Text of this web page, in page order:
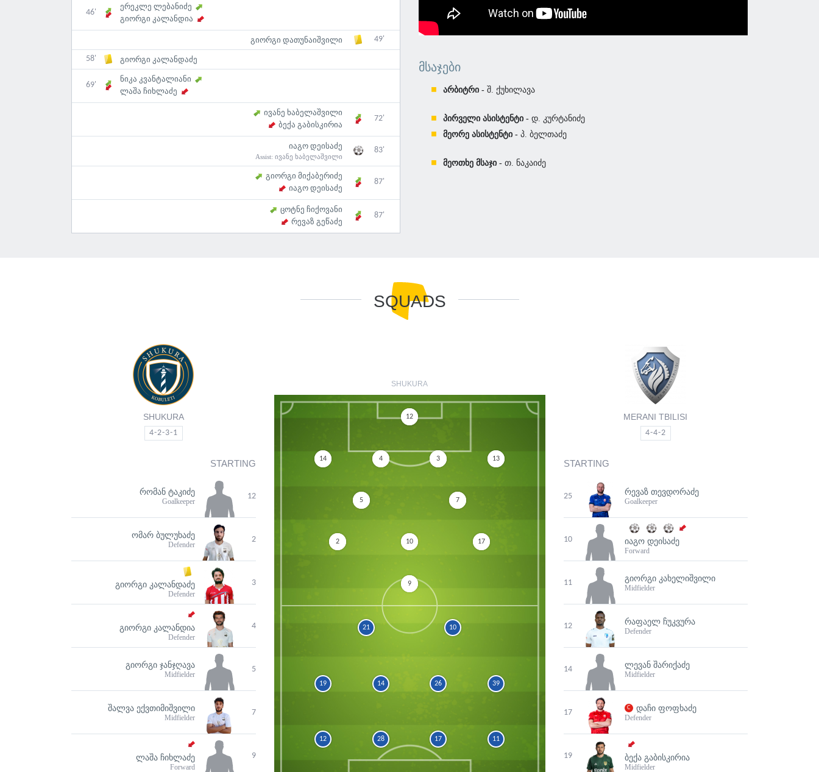
46'
ერეკლე ლებანიძე
გიორგი კალანდია
გიორგი დათუნაიშვილი 49'
58' გიორგი კალანდაძე
69'
ნიკა კვანტალიანი
ლაშა ჩიხლაძე
ივანე ხაბელაშვილი
ბექა გაბისკირია
72'
იაგო დეისაძე
Assist: ივანე ხაბელაშვილი
83'
გიორგი მიქაბერიძე
იაგო დეისაძე
87'
ცოტნე ჩიქოვანი
რევაზ გეწაძე
87'
ᲛᲡᲐᲯᲔᲑᲘ
არბიტრი - შ. ქუხილავა
პირველი ასისტენტი - დ. კურტანიძე
მეორე ასისტენტი - პ. ბელთაძე
მეოთხე მსაჯი - თ. ნაკაიძე
SQUADS
SHUKURA
4-2-3-1
STARTING
12
ᲠᲝᲛᲐᲜ ᲢᲐᲙᲘᲫᲔ
Goalkeeper
2
ᲝᲛᲐᲠ ᲑᲣᲚᲣᲮᲐᲫᲔ
Defender
3
ᲒᲘᲝᲠᲒᲘ ᲙᲐᲚᲐᲜᲓᲐᲫᲔ
Defender
4
ᲒᲘᲝᲠᲒᲘ ᲙᲐᲚᲐᲜᲓᲘᲐ
Defender
5
ᲒᲘᲝᲠᲒᲘ ᲯᲐᲜᲯᲦᲐᲕᲐ
Midfielder
7
ᲨᲐᲚᲕᲐ ᲔᲥᲕᲗᲘᲛᲘᲨᲕᲘᲚᲘ
Midfielder
9
ᲚᲐᲨᲐ ᲩᲘᲮᲚᲐᲫᲔ
Forward
MERANI TBILISI
4-4-2
STARTING
25 ᲠᲔᲕᲐᲖ ᲗᲔᲕᲓᲝᲠᲐᲫᲔ
Goalkeeper
10 ᲘᲐᲒᲝ ᲓᲔᲘᲡᲐᲫᲔ
Forward
11 ᲒᲘᲝᲠᲒᲘ ᲙᲐᲮᲔᲚᲘᲨᲕᲘᲚᲘ
Midfielder
12 ᲠᲐᲤᲐᲔᲚ ᲩᲣᲙᲕᲣᲠᲐ
Defender
14 ᲚᲔᲕᲐᲜ ᲨᲐᲠᲘᲥᲐᲫᲔ
Midfielder
17 ᲓᲐᲩᲘ ᲤᲝᲤᲮᲐᲫᲔ
Defender
19 ᲑᲔᲥᲐ ᲒᲐᲑᲘᲡᲙᲘᲠᲘᲐ
Midfielder
SHUKURA
12
14 4 3 13
5 7
2 10 17
9
11
17
28
12
39
26
14
19
10
21